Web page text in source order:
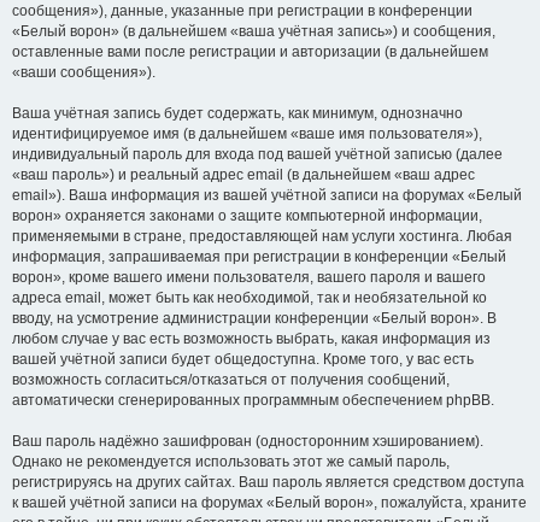
сообщения»), данные, указанные при регистрации в конференции
«Белый ворон» (в дальнейшем «ваша учётная запись») и сообщения,
оставленные вами после регистрации и авторизации (в дальнейшем
«ваши сообщения»).
Ваша учётная запись будет содержать, как минимум, однозначно
идентифицируемое имя (в дальнейшем «ваше имя пользователя»),
индивидуальный пароль для входа под вашей учётной записью (далее
«ваш пароль») и реальный адрес email (в дальнейшем «ваш адрес
email»). Ваша информация из вашей учётной записи на форумах «Белый
ворон» охраняется законами о защите компьютерной информации,
применяемыми в стране, предоставляющей нам услуги хостинга. Любая
информация, запрашиваемая при регистрации в конференции «Белый
ворон», кроме вашего имени пользователя, вашего пароля и вашего
адреса email, может быть как необходимой, так и необязательной ко
вводу, на усмотрение администрации конференции «Белый ворон». В
любом случае у вас есть возможность выбрать, какая информация из
вашей учётной записи будет общедоступна. Кроме того, у вас есть
возможность согласиться/отказаться от получения сообщений,
автоматически сгенерированных программным обеспечением phpBB.
Ваш пароль надёжно зашифрован (односторонним хэшированием).
Однако не рекомендуется использовать этот же самый пароль,
регистрируясь на других сайтах. Ваш пароль является средством доступа
к вашей учётной записи на форумах «Белый ворон», пожалуйста, храните